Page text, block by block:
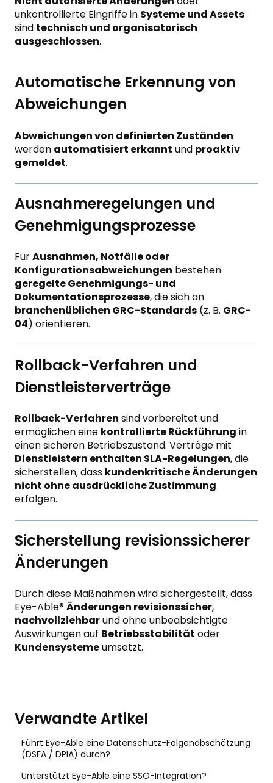
unkontrollierte Eingriffe in Systeme und Assets
sind technisch und organisatorisch
ausgeschlossen.
Automatische Erkennung von
Abweichungen
Abweichungen von definierten Zuständen
werden automatisiert erkannt und proaktiv
gemeldet.
Ausnahmeregelungen und
Genehmigungsprozesse
FürAusnahmen, Notfälle oder
Konfigurationsabweichungen bestehen
geregelte Genehmigungs- und
Dokumentationsprozesse, die sich an
branchenüblichen GRC-Standards (z. B. GRC-
04) orientieren.
Rollback-Verfahren und
Dienstleisterverträge
Rollback-Verfahren sind vorbereitet und
ermöglichen eine kontrollierte Rückführung in
einen sicheren Betriebszustand. Verträge mit
Dienstleistern enthalten SLA-Regelungen, die
sicherstellen, dass kundenkritische Änderungen
nicht ohne ausdrückliche Zustimmung
erfolgen.
Sicherstellung revisionssicherer
Änderungen
Durch diese Maßnahmen wird sichergestellt, dass
Eye-Able®Änderungen revisionssicher,
nachvollziehbarund ohne unbeabsichtigte
Auswirkungen auf Betriebsstabilität oder
Kundensystemeumsetzt.
Verwandte Artikel
Führt Eye-Able eine Datenschutz-Folgenabschätzung
(DSFA / DPIA) durch?
Unterstützt Eye-Able eine SSO-Integration?